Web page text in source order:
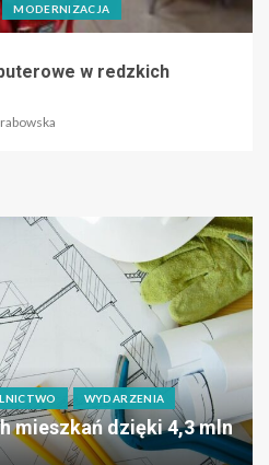
MODERNIZACJA
w redzkich
WYDARZENIA
mieszkań dzięki 4,3 mln